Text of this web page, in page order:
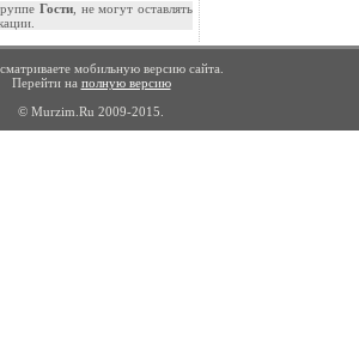
Гости, не могут оставлять
мобильную версию сайта.
Перейти на полную версию
© Murzim.Ru 2009-2015.